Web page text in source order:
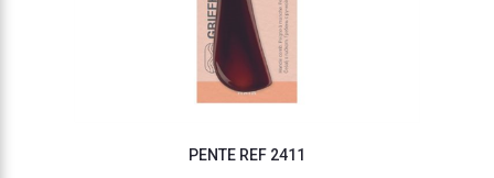
PENTE REF 2411